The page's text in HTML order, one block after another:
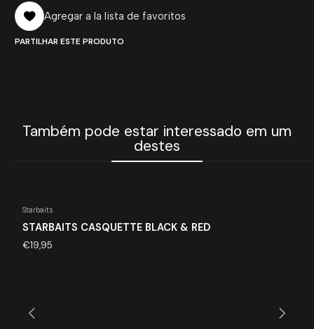
Agregar a la lista de favoritos
PARTILHAR ESTE PRODUTO
Também pode estar interessado em um
destes
Starbaits
STARBAITS CASQUETTE BLACK & RED
€19,95